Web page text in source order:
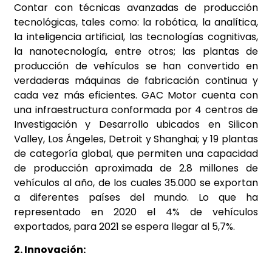
Contar con técnicas avanzadas de producción
tecnológicas, tales como: la robótica, la analítica,
la inteligencia artificial, las tecnologías cognitivas,
la nanotecnología, entre otros; las plantas de
producción de vehículos se han convertido en
verdaderas máquinas de fabricación continua y
cada vez más eficientes. GAC Motor cuenta con
una infraestructura conformada por 4 centros de
Investigación y Desarrollo ubicados en Silicon
Valley, Los Ángeles, Detroit y Shanghai; y 19 plantas
de categoría global, que permiten una capacidad
de producción aproximada de 2.8 millones de
vehículos al año, de los cuales 35.000 se exportan
a diferentes países del mundo. Lo que ha
representado en 2020 el 4% de vehículos
exportados, para 2021 se espera llegar al 5,7%.
2. Innovación: